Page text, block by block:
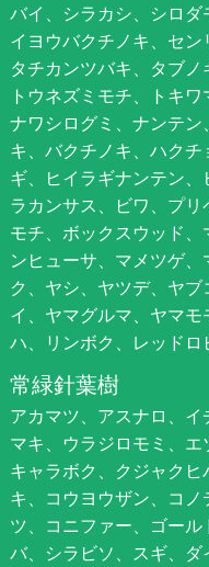
バイ、シラカシ、シロ
イヨウバクチノキ、セン
タチカンツバキ、タブノ
トウネズミモチ、トキ
ナワシログミ、ナンテ
キ、バクチノキ、ハク
ギ、ヒイラギナンテン
ラカンサス、ビワ、プ
モチ、ボックスウッド
ンヒューサ、マメツゲ
ク、ヤシ、ヤツデ、ヤ
イ、ヤマグルマ、ヤマ
ハ、リンボク、レッドロ
常緑針葉樹
アカマツ、アスナロ、
マキ、ウラジロモミ、エ
キャラボク、クジャク
キ、コウヨウザン、コ
ツ、コニファー、ゴー
バ、シラビソ、スギ、ダ